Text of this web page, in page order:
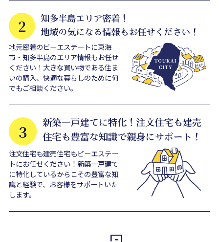
地元密着のビーエステートに東海
市・知多半島のエリア情報もお任せ
ください！大きな買い物である住ま
いの購入、快適な暮らしのために何
でもご相談ください。
注文住宅も建売住宅もビーエステー
トにお任せください！新築一戸建て
に特化しているからこその豊富な知
識と経験で、お客様をサポートいた
します。